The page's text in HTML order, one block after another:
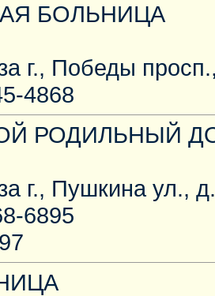
БОЛЬНИЦА
г., Победы
4868
РОДИЛЬНЫЙ
г., Пушкина ул.,
6895